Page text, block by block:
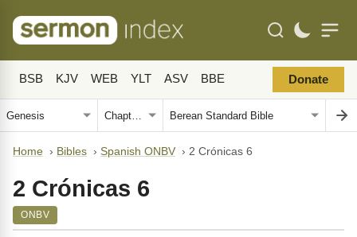
BSB KJV WEB YLT ASV BBE Donate
Home › Bibles › Spanish ONBV › 2 Crónicas 6
2 Crónicas 6
ONBV